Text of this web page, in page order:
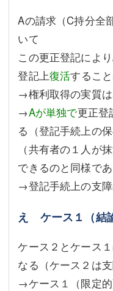
Aの請求（C持分全
いて
この更正登記によ
登記上復活するこ
→権利取得の実質
→Aが単独で更正登
る（登記手続上の
（共有者の１人が
できるのと同様であ
→登記手続上の支
え ケース１（結
ケース２とケース
なる（ケース２は支
→ケース１（限定